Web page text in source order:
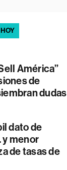
América”
de
dudas
dato de
y menor
de tasas de